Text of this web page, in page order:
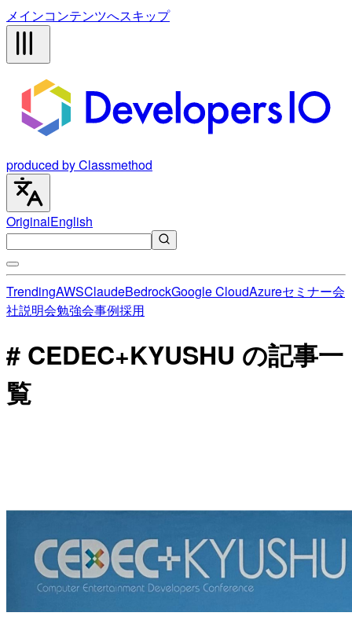
メインコンテンツへスキップ
produced by Classmethod
OriginalEnglish
TrendingAWSClaudeBedrockGoogle CloudAzureセミナー会
社説明会勉強会事例採用
# CEDEC+KYUSHU の記事一
覧